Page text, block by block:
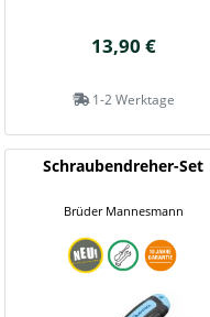
13,90 €
1-2 Werktage
Schraubendreher-Set
Brüder Mannesmann